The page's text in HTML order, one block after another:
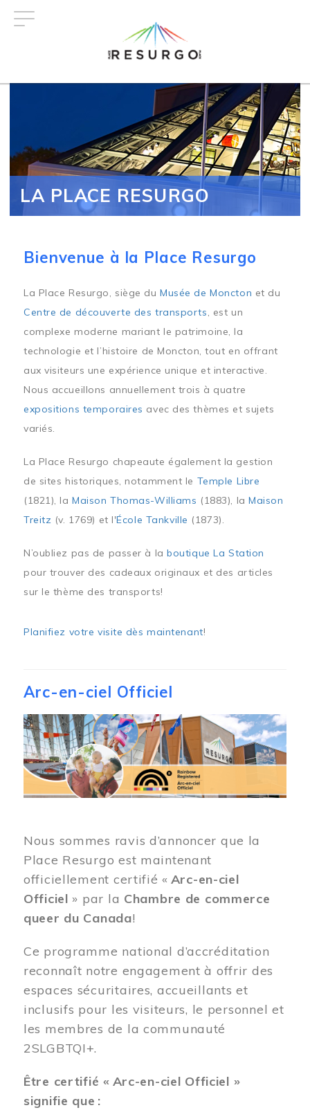
LA PLACE RESURGO
Bienvenue à la Place Resurgo
La Place Resurgo, siège duMusée de Moncton et du
Centre de découverte des transports, est un
complexe moderne mariant le patrimoine, la
technologie et l’histoire de Moncton, tout en offrant
aux visiteurs une expérience unique et interactive.
Nous accueillons annuellement trois à quatre
expositions temporaires avec des thèmes et sujets
variés.
La Place Resurgo chapeaute également la gestion
de sites historiques, notamment le Temple Libre
(1821), laMaison Thomas-Williams (1883), laMaison
Treitz (v. 1769) et l'École Tankville (1873).
N’oubliez pas de passer à laboutique La Station
pour trouver des cadeaux originaux et des articles
sur le thème des transports!
Planifiez votre visite dès maintenant!
Arc-en-ciel Officiel
Image
Nous sommes ravis d’annoncer que la
Place Resurgo est maintenant
officiellement certifié « Arc-en-ciel
Officiel » par la Chambre de commerce
queer du Canada!
Ce programme national d’accréditation
reconnaît notre engagement à offrir des
espaces sécuritaires, accueillants et
inclusifs pour les visiteurs, le personnel et
les membres de la communauté
2SLGBTQI+.
Être certifié « Arc-en-ciel Officiel »
signifie que :